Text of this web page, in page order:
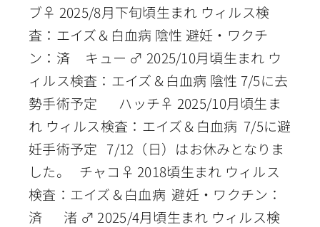
ブ♀ 2025/8月下旬頃生まれ ウィルス検
査：エイズ＆白血病 陰性 避妊・ワクチ
ン：済 キュー ♂ 2025/10月頃生まれ ウ
ィルス検査：エイズ＆白血病 陰性 7/5に去
勢手術予定 ハッチ♀ 2025/10月頃生ま
れ ウィルス検査：エイズ＆白血病 7/5に避
妊手術予定 7/12（日）はお休みとなりま
した。 チャコ♀ 2018頃生まれ ウィルス
検査：エイズ＆白血病 避妊・ワクチン：
済 渚 ♂ 2025/4月頃生まれ ウィルス検